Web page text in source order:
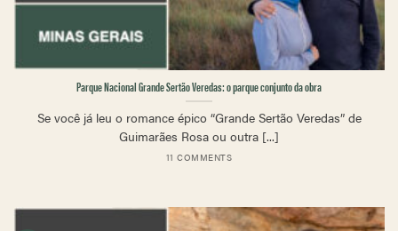
Parque Nacional Grande Sertão Veredas: o parque conjunto da obra
Se você já leu o romance épico “Grande Sertão Veredas” de
Guimarães Rosa ou outra [...]
11 COMMENTS